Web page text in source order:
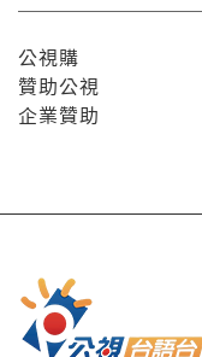
公視購
贊助公視
企業贊助